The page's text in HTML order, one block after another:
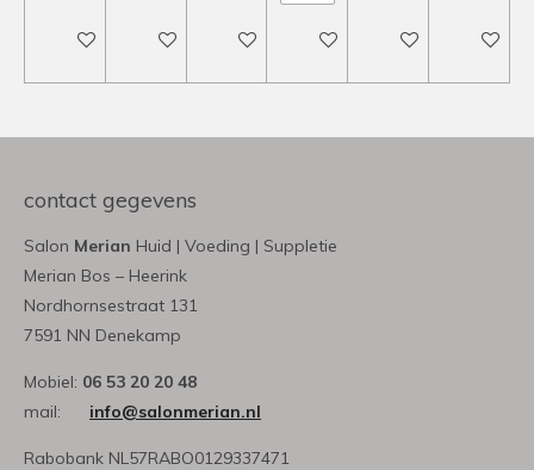
In winkelwagenIn winkelwagenIn winkelwagenIn winkelwagenIn winkelwagen
In
contact gegevens
Salon Merian Huid | Voeding | Suppletie
Merian Bos – Heerink
Nordhornsestraat 131
7591 NN Denekamp
Mobiel: 06 53 20 20 48
mail: info@salonmerian.nl
Rabobank NL57RABO0129337471